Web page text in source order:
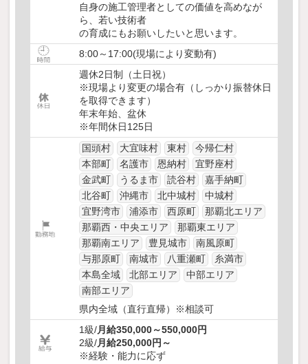
自身の施工管理者としての価値を高めなが
ら、若い技術者
の育成にもお願いしたいと思います。
8:00～17:00(現場により変動有)
週休2日制（土日祝）
※現場より変更の場合有（しっかり振替休日
を取得できます）
年末年始、盆休
※年間休日125日
国頭村
大宜味村 東村
今帰仁村
本部町
名護市 恩納村
宜野座村
金武町
うるま市 読谷村
嘉手納町
北谷町
沖縄市 北中城村
中城村
宜野湾市
浦添市 西原町
那覇北エリア
那覇西・中央エリア
那覇東エリア
那覇南エリア
豊見城市
南風原町
与那原町
南城市 八重瀬町
糸満市
本島全域
北部エリア
中部エリア
南部エリア
県内全域（直行直帰）※相談可
1級/月給350,000～550,000円
2級/月給250,000円～
※経験・能力に応ず